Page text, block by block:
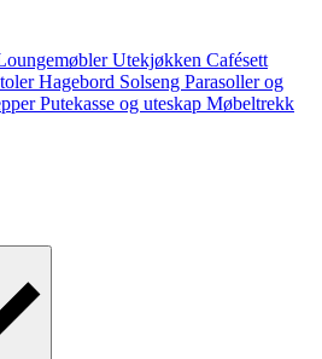
Utekjøkken Cafésett
Hagebord Solseng Parasoller og
Putekasse og uteskap Møbeltrekk